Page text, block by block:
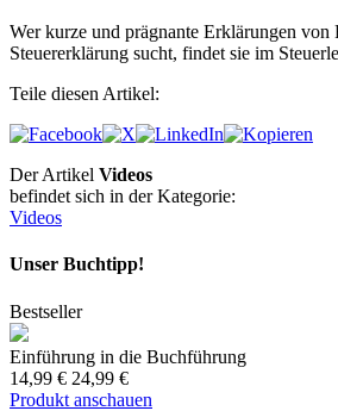
Wer kurze und prägnante Erklärungen von
Steuererklärung sucht, findet sie im
Teile diesen Artikel:
Der Artikel Videos
befindet sich in der Kategorie:
Videos
Unser Buchtipp!
Bestseller
Einführung in die Buchführung
14,99 € 24,99 €
Produkt anschauen